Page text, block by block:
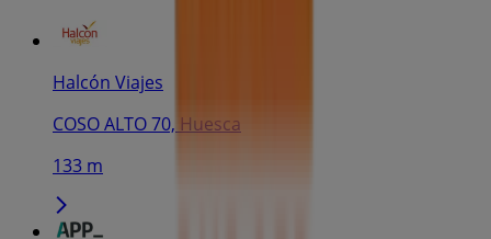
Halcón Viajes
COSO ALTO 70, Huesca
133 m